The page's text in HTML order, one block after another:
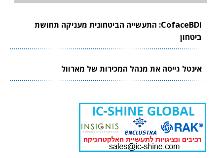
CofaceBDi: התעשייה הביטחונית מעניקה תחושת
ביטחון
אינטל גייסה את מנהל המכירות של מארוול